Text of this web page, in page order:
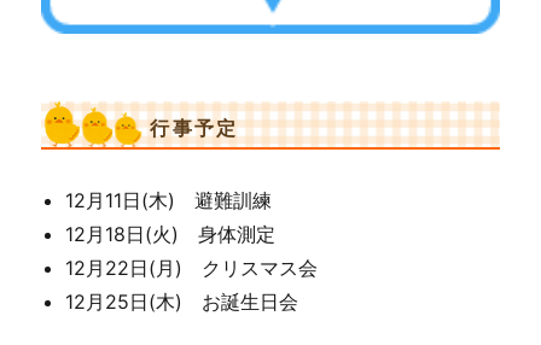
行事予定
12月11日(木) 避難訓練
12月18日(火) 身体測定
12月22日(月) クリスマス会
12月25日(木) お誕生日会